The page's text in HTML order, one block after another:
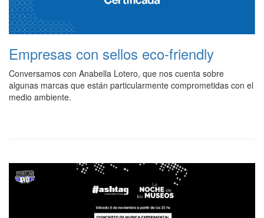
Empresas con sellos eco-friendly
Conversamos con Anabella Lotero, que nos cuenta sobre
algunas marcas que están particularmente comprometidas con el
medio ambiente.